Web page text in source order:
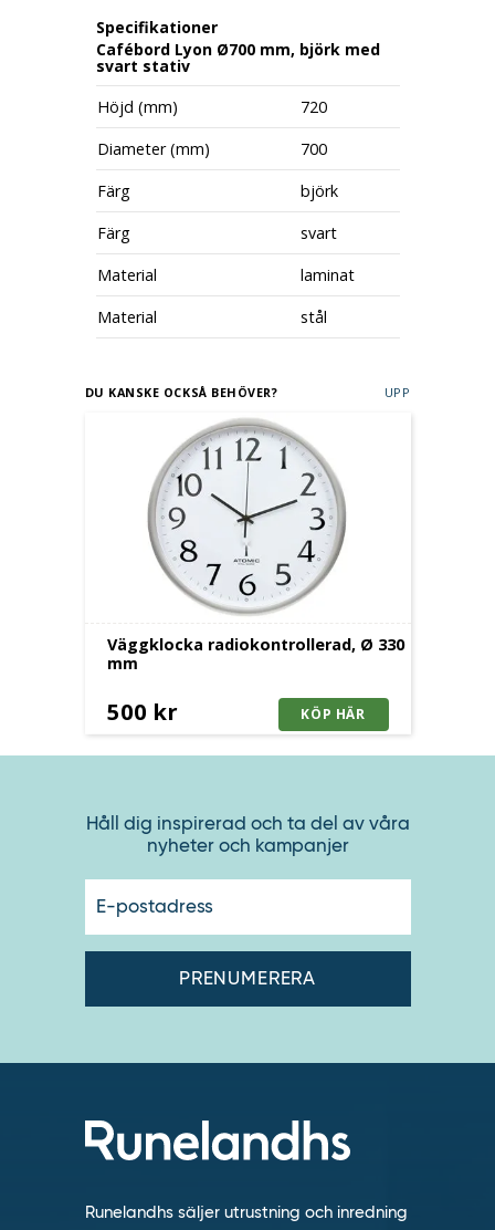
Specifikationer
Cafébord Lyon Ø700 mm, björk med
svart stativ
Höjd (mm)
720
Diameter (mm)
700
Färg
björk
Färg
svart
Material
laminat
Material
stål
DU KANSKE OCKSÅ BEHÖVER? UPP
Väggklocka radiokontrollerad, Ø 330
mm
500 kr
Håll dig inspirerad och ta del av våra
nyheter och kampanjer
Runelandhs säljer utrustning och inredning